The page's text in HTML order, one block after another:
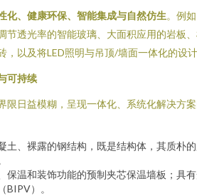
化、健康环保、智能集成与自然仿生。例
节透光率的智能玻璃、大面积应用的岩板
，以及将LED照明与吊顶/墙面一体化的设
可持续
限日益模糊，呈现一体化、系统化解决方
土、裸露的钢结构，既是结构体，其质朴
保温和装饰功能的预制夹芯保温墙板；具
BIPV）。